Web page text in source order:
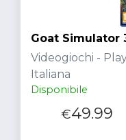
Goat Simulator
Videogiochi -
Italiana
Disponibile
€49.99